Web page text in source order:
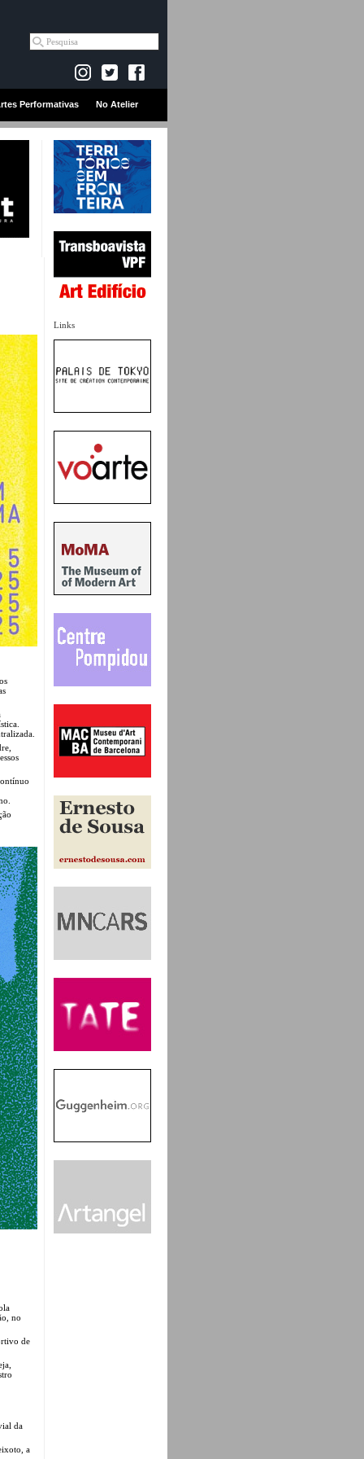
Performativas No Atelier
Links
no
de
da
a